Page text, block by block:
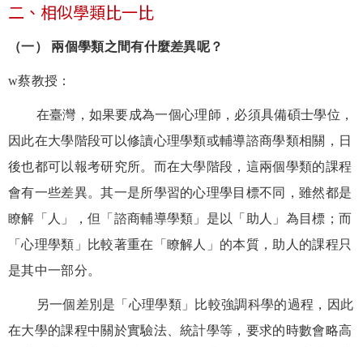
二、相似學類比一比
（一） 兩個學類之間有什麼差異呢？
w蔡教授：
在臺灣，如果要成為一個心理師，必須具備碩士學位，
因此在大學階段可以修讀心理學類或輔導諮商學類相關，日
後也都可以報考研究所。而在大學階段，這兩個學類的課程
會有一些差異。其一是所學習的心理學目標不同，雖然都是
瞭解「人」，但「諮商輔導學類」是以「助人」為目標；而
「心理學類」比較著重在「瞭解人」的本質，助人的課程只
是其中一部分。
另一個差別是「心理學類」比較強調科學的過程，因此
在大學的課程中關於實驗法、統計學等，要求的時數會略高